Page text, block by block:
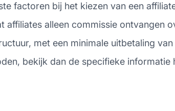
factoren bij het kiezen van een
affiliates alleen commissie ontvangen
met een minimale uitbetaling
bekijk dan de specifieke